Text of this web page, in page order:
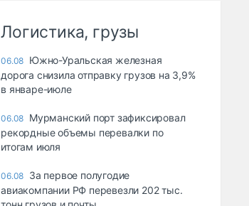
Логистика, грузы
06.08 Южно-Уральская железная
дорога снизила отправку грузов на 3,9%
в январе-июле
06.08 Мурманский порт зафиксировал
рекордные объемы перевалки по
итогам июля
06.08 За первое полугодие
авиакомпании РФ перевезли 202 тыс.